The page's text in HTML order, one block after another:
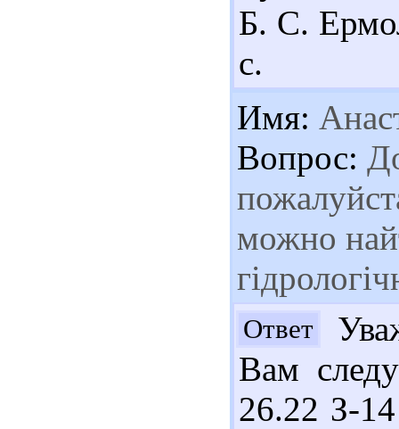
Б. С.
с.
Имя:
Вопрос:
можно
Ответ
Вам
26.22 З-14